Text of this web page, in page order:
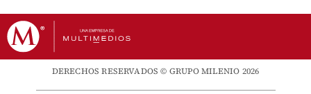
DERECHOS RESERVADOS © GRUPO MILENIO 2026